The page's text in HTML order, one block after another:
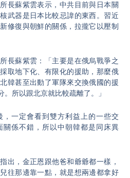
長蘇紫雲表示，中共目前與日本關
武器是日本比較忌諱的東西。習近
修復與朝鮮的關係，拉攏它以壓制
長蘇紫雲：「主要是在俄烏戰爭之
取地下化、有限化的援助，那麼俄
韓甚至出動了軍隊來交換俄國的援
所以跟北京就比較疏離了。」
，一定會看到雙方利益上的一些交
係不錯，所以中朝韓都是同床異
出，金正恩跟他爸和爺爺都一樣，
往那邊靠一點，就是想兩邊都拿好